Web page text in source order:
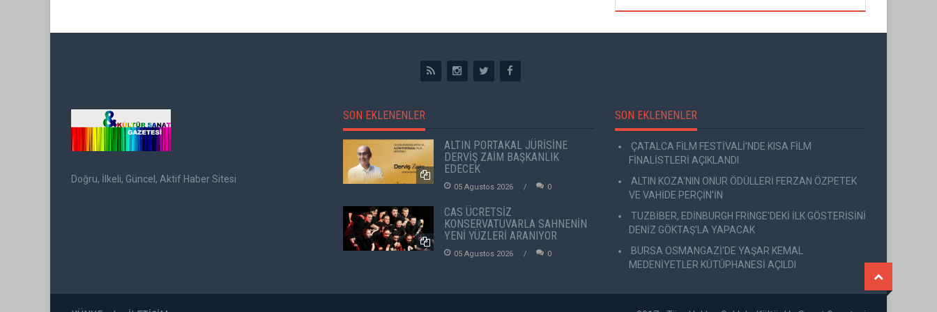
Doğru, İlkeli, Güncel, Aktif Haber Sitesi
SON EKLENENLER
ALTIN PORTAKAL JÜRİSİNE
DERVİŞ ZAİM BAŞKANLIK
EDECEK
05 Agustos 2026 0
CAS ÜCRETSİZ
KONSERVATUVARLA SAHNENİN
YENİ YÜZLERİ ARANIYOR
05 Agustos 2026 0
SON EKLENENLER
ÇATALCA FİLM FESTİVALİ'NDE KISA FİLM
FİNALİSTLERİ AÇIKLANDI
ALTIN KOZA'NIN ONUR ÖDÜLLERİ FERZAN ÖZPETEK
VE VAHİDE PERÇİN'İN
TUZBİBER, EDİNBURGH FRİNGE'DEKİ İLK GÖSTERİSİNİ
DENİZ GÖKTAŞ'LA YAPACAK
BURSA OSMANGAZİ'DE YAŞAR KEMAL
MEDENİYETLER KÜTÜPHANESİ AÇILDI